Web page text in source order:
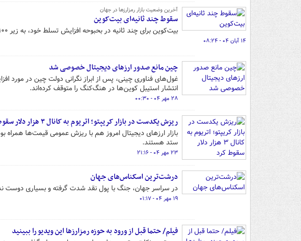
آخرین وضعیت بازار رمزارزها در جهان
سقوط چند ثانیه‌ای بیت‌کوین
بیت‌کوین برای چند ثانیه در بحبوحه افزایش تسلط خود، به زیر ۱۰۰ هزار دلار سقوط کرد.
۱۴ آبان ۰۴ - ۰۸:۲۴
چین مانع صدور ارزهای دیجیتال خصوصی شد
غول‌های فناوری چینی، پس از ابراز نگرانی دولت چین در
انتشار استیبل کوین‌ها در هنگ‌کنگ را متوقف کرده‌اند.
۲۸ مهر ۰۴ - ۰۰:۳۰
ریزش یکدست در بازار کریپتو؛ اتریوم به کانال ۳ هزار دلار سقوط کرد
بازار ارزهای دیجیتال امروز هم با ریزش عمومی قیمت‌ها همراه
ستد هستند.
۲۳ مهر ۰۴ - ۲۱:۱۶
درشت‌ترین اسکناس‌های جهان
در سراسر جهان، جنگ با پول نقد شدت گرفته و بسیاری دوست
۱۹ مهر ۰۴ - ۰۱:۱۷
فیلم/ حتما قبل از ورود به حوزه رمزارزها این ویدیو را ببینید